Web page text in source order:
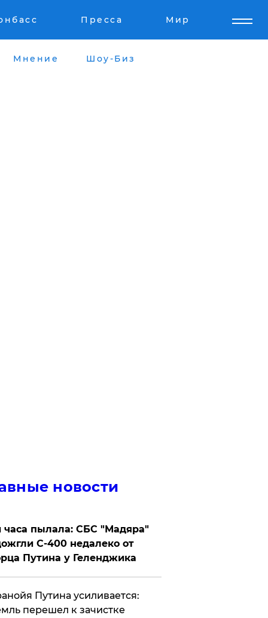
Пресса Мир
Мнение Шоу-Биз
новости
часа пылала: СБС "Мадяра"
С-400 недалеко от
Путина у Геленджика
Путина усиливается:
перешел к зачистке